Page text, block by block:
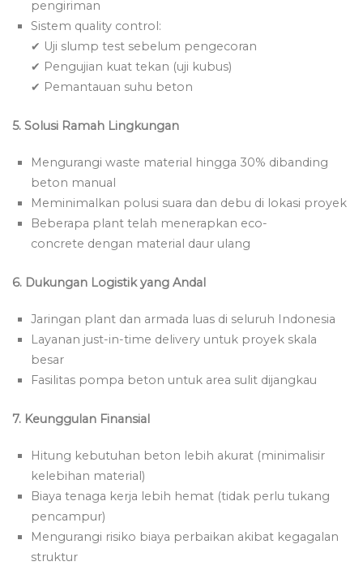
pengiriman
Sistem quality control:
✔ Uji slump test sebelum pengecoran
✔ Pengujian kuat tekan (uji kubus)
✔ Pemantauan suhu beton
5. Solusi Ramah Lingkungan
Mengurangi waste material hingga 30% dibanding
beton manual
Meminimalkan polusi suara dan debu di lokasi proyek
Beberapa plant telah menerapkan eco-
concrete dengan material daur ulang
6. Dukungan Logistik yang Andal
Jaringan plant dan armada luas di seluruh Indonesia
Layanan just-in-time delivery untuk proyek skala
besar
Fasilitas pompa beton untuk area sulit dijangkau
7. Keunggulan Finansial
Hitung kebutuhan beton lebih akurat (minimalisir
kelebihan material)
Biaya tenaga kerja lebih hemat (tidak perlu tukang
pencampur)
Mengurangi risiko biaya perbaikan akibat kegagalan
struktur